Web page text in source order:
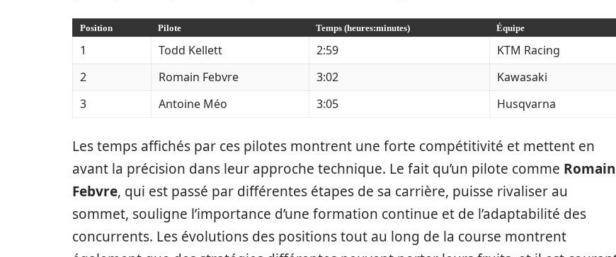
Position Pilote Temps (heures:minutes) Équipe
1 Todd Kellett 2:59
KTM Racing
2
Romain Febvre 3:02
Kawasaki
3
Antoine Méo 3:05 Husqvarna
Les temps affichés par ces pilotes montrent une forte compétitivité et mettent en
avant la précision dans leur approche technique. Le fait qu’un pilote comme Romain
Febvre, qui est passé par différentes étapes de sa carrière, puisse rivaliser au
sommet, souligne l’importance d’une formation continue et de l’adaptabilité des
concurrents. Les évolutions des positions tout au long de la course montrent